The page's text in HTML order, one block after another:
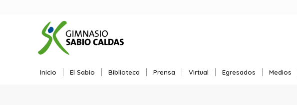
Inicio El Sabio Biblioteca Prensa Virtual Egresados Medios